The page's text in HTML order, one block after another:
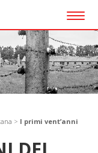
> I primi vent’anni